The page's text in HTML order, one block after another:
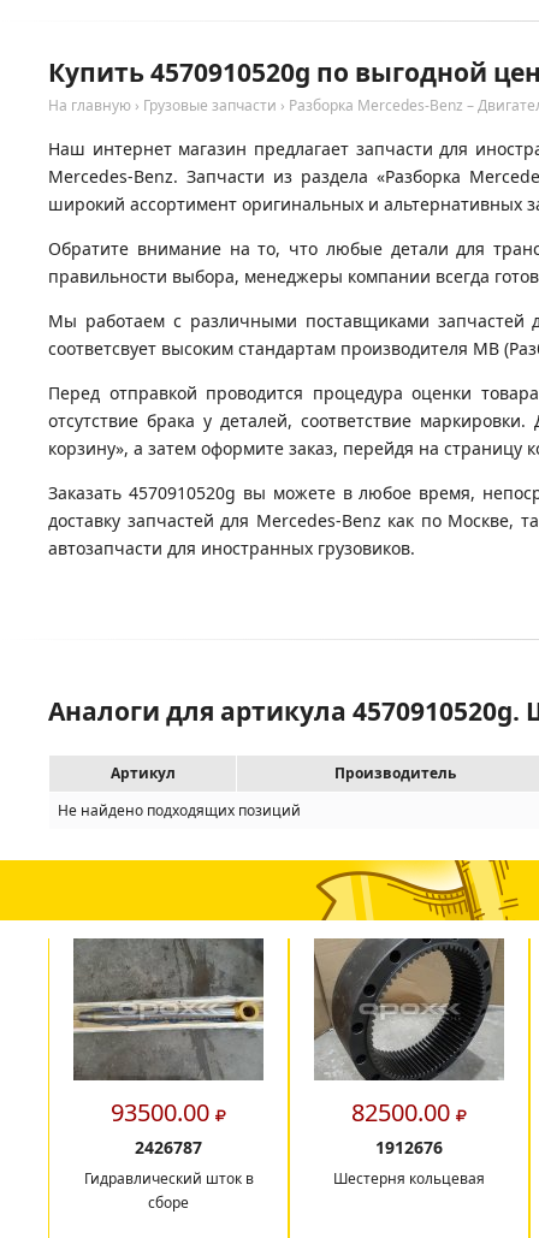
Купить 4570910520g по выгодной
На главную › Грузовые запчасти › Разборка Mercedes-Benz –
Наш интернет магазин предлагает запчасти для
Mercedes-Benz. Запчасти из раздела «Разборка
широкий ассортимент оригинальных и альтернативных
Обратите внимание на то, что любые детали для
правильности выбора, менеджеры компании всегда
Мы работаем с различными поставщиками запчастей
соответсвует высоким стандартам производителя MB
Перед отправкой проводится процедура оценки
отсутствие брака у деталей, соответствие
корзину», а затем оформите заказ, перейдя на страницу
Заказать 4570910520g вы можете в любое время,
доставку запчастей для Mercedes-Benz как по
автозапчасти для иностранных грузовиков.
Аналоги для артикула
Артикул
Производитель
Не найдено подходящих позиций
93500.00
2426787
Гидравлический шток в
сборе
82500.00
1912676
Шестерня кольцевая